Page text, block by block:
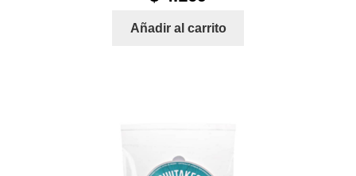
Añadir al carrito